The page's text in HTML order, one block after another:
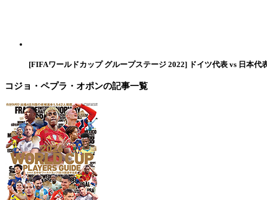
[FIFAワールドカップ グループステージ 2022] ドイツ代表 vs 日本代
コジョ・ペプラ・オポンの記事一覧